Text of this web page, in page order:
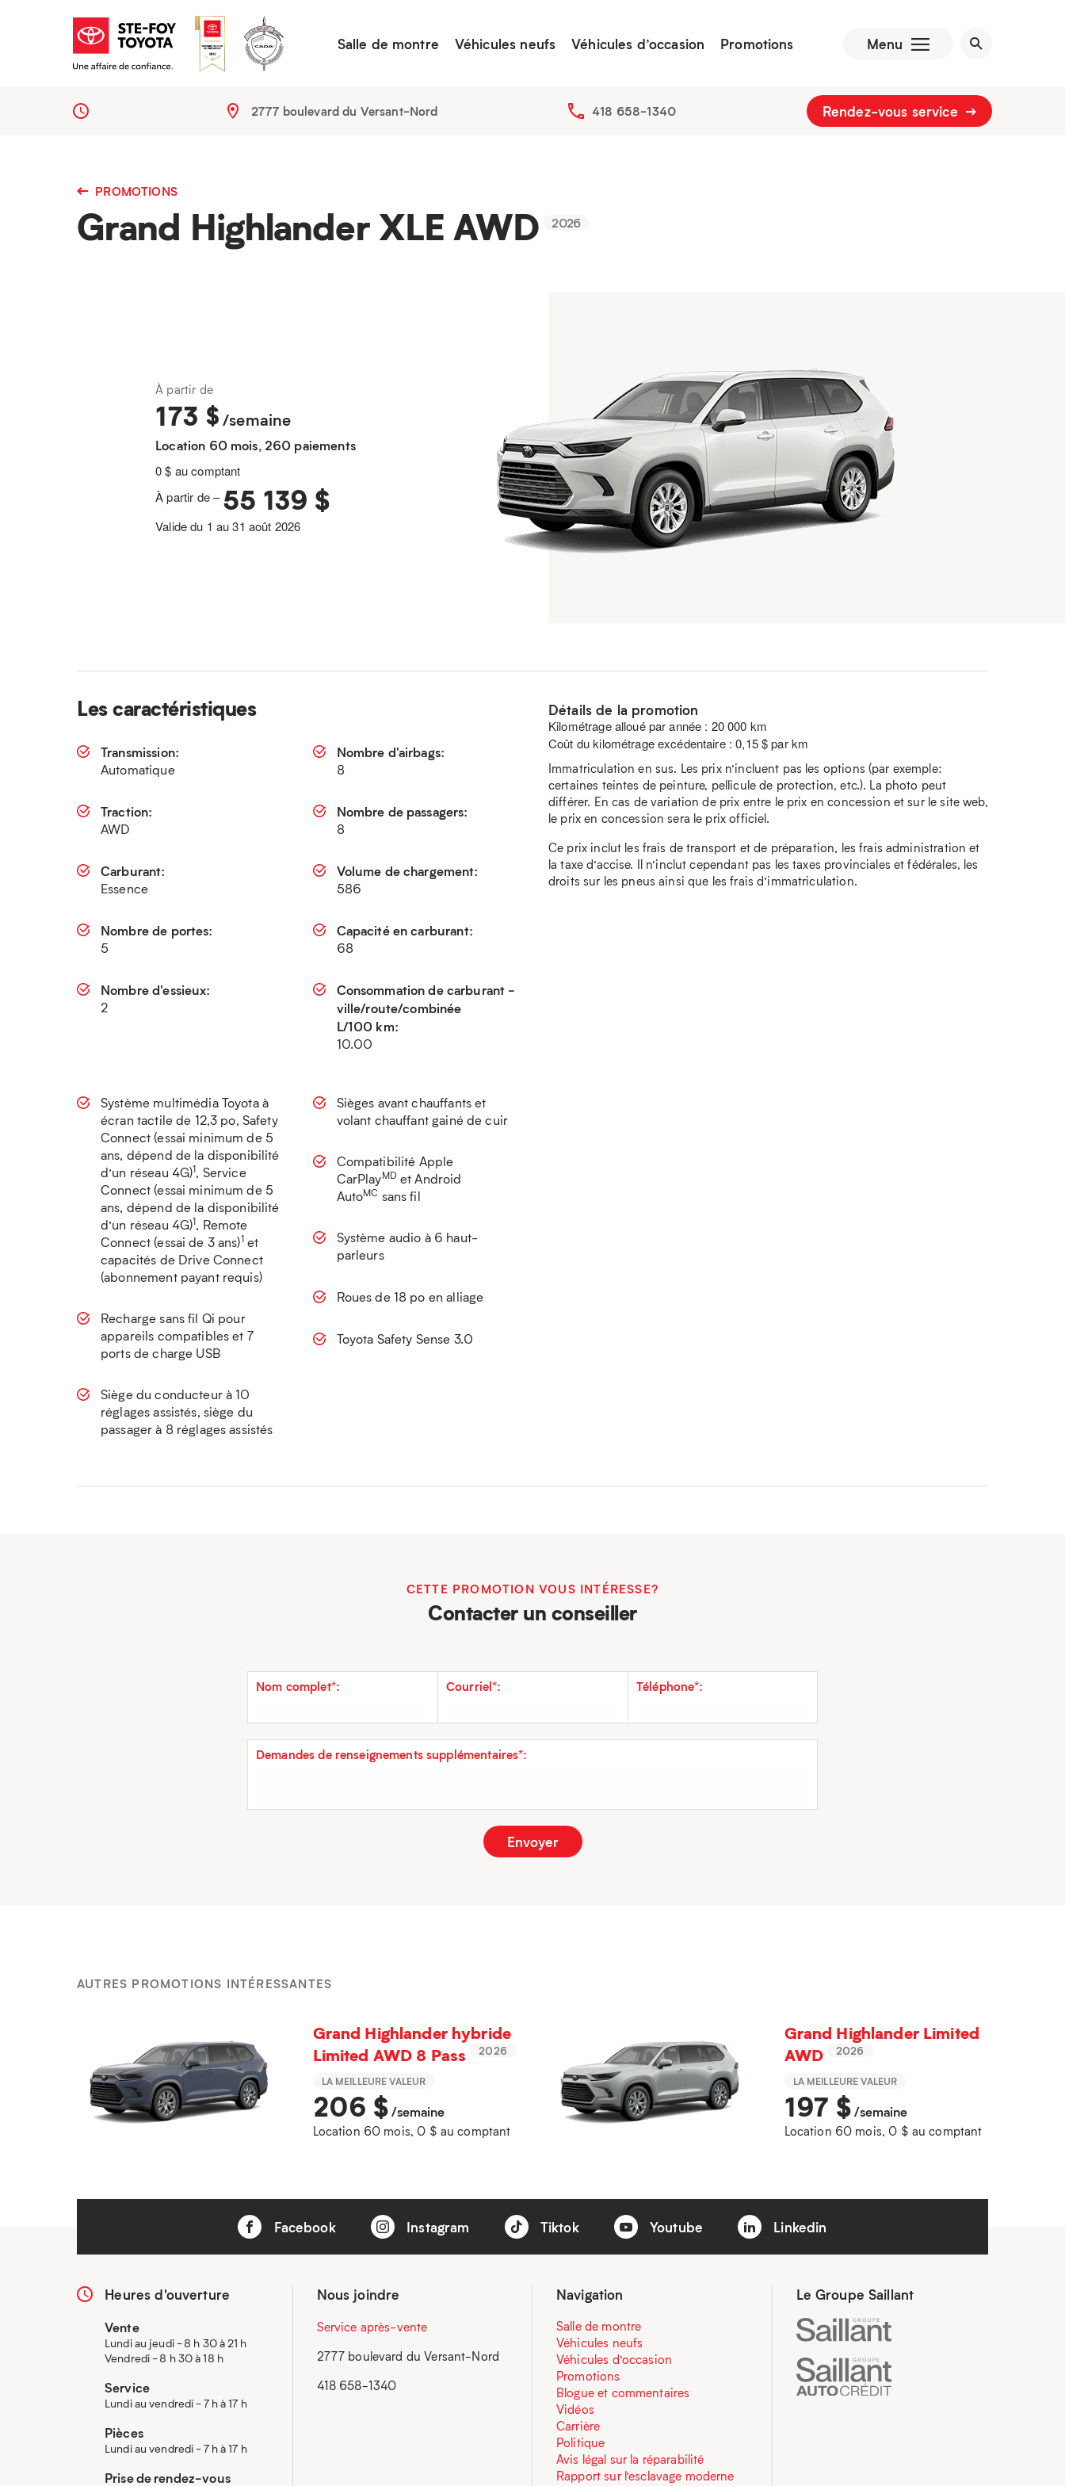
Salle de montre Véhicules neufs Véhicules d’occasion Promotions Menu
2777 boulevard du Versant-Nord 418 658-1340 Rendez-vous service
PROMOTIONS
Grand Highlander XLE AWD 2026
À partir de
173 $/semaine
Location 60 mois, 260 paiements
0 $ au comptant
À partir de –55 139 $
Valide du 1 au 31 août 2026
Les caractéristiques
Transmission:
Automatique
Traction:
AWD
Carburant:
Essence
Nombre de portes:
5
Nombre d'essieux:
2
Nombre d'airbags:
8
Nombre de passagers:
8
Volume de chargement:
586
Capacité en carburant:
68
Consommation de carburant -
ville/route/combinée
L/100 km:
10.00
Système multimédia Toyota à
écran tactile de 12,3 po, Safety
Connect (essai minimum de 5
ans, dépend de la disponibilité
d’un réseau 4G)1, Service
Connect (essai minimum de 5
ans, dépend de la disponibilité
d’un réseau 4G)1, Remote
Connect (essai de 3 ans)1et
capacités de Drive Connect
(abonnement payant requis)
Recharge sans fil Qi pour
appareils compatibles et 7
ports de charge USB
Siège du conducteur à 10
réglages assistés, siège du
passager à 8 réglages assistés
Sièges avant chauffants et
volant chauffant gainé de cuir
Compatibilité Apple
CarPlayMD et Android
AutoMC sans fil
Système audio à 6 haut-
parleurs
Roues de 18 po en alliage
Toyota Safety Sense 3.0
Détails de la promotion
Kilométrage alloué par année : 20 000 km
Coût du kilométrage excédentaire : 0,15 $ par km
Immatriculation en sus. Les prix n’incluent pas les options (par exemple:
certaines teintes de peinture, pellicule de protection, etc.). La photo peut
différer. En cas de variation de prix entre le prix en concession et sur le site web,
le prix en concession sera le prix officiel.
Ce prix inclut les frais de transport et de préparation, les frais administration et
la taxe d’accise. Il n’inclut cependant pas les taxes provinciales et fédérales, les
droits sur les pneus ainsi que les frais d’immatriculation.
CETTE PROMOTION VOUS INTÉRESSE?
Contacter un conseiller
Nom complet*: Courriel*: Téléphone*:
Demandes de renseignements supplémentaires*:
AUTRES PROMOTIONS INTÉRESSANTES
Grand Highlander hybride
Limited AWD 8 Pass
2026
LA MEILLEURE VALEUR
206 $ /semaine
Location 60 mois, 0 $ au comptant
Grand Highlander Limited
AWD
2026
LA MEILLEURE VALEUR
197 $ /semaine
Location 60 mois, 0 $ au comptant
Facebook Instagram Tiktok Youtube Linkedin
Heures d'ouverture
Vente
Lundi au jeudi - 8 h 30 à 21 h
Vendredi - 8 h 30 à 18 h
Service
Lundi au vendredi - 7 h à 17 h
Pièces
Lundi au vendredi - 7 h à 17 h
Prise de rendez-vous
Nous joindre
Service après-vente
2777 boulevard du Versant-Nord
418 658-1340
Navigation
Salle de montre
Véhicules neufs
Véhicules d’occasion
Promotions
Blogue et commentaires
Vidéos
Carrière
Politique
Avis légal sur la réparabilité
Rapport sur l’esclavage moderne
Le Groupe Saillant